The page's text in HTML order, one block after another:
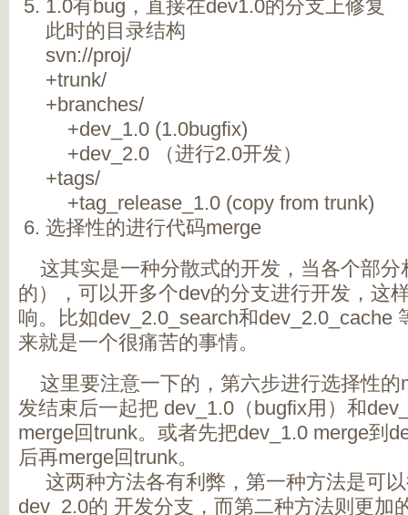
1.0有bug，直接在dev1.0的分支上修复
此时的目录结构
svn://proj/
+trunk/
+branches/
+dev_1.0 (1.0bugfix)
+dev_2.0 （进行2.0开发）
+tags/
+tag_release_1.0 (copy from trunk)
选择性的进行代码merge
这其实是一种分散式的开发，当各个部分
的），可以开多个dev的分支进行开发，这
响。比如dev_2.0_search和dev_2.0_cache
来就是一个很痛苦的事情。
这里要注意一下的，第六步进行选择性的
发结束后一起把 dev_1.0（bugfix用）和
merge回trunk。或者先把dev_1.0 merge到
后再merge回trunk。
这两种方法各有利弊，第一种方法是可
dev_2.0的 开发分支，而第二种方法则更加